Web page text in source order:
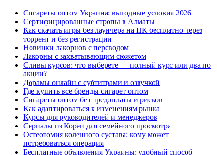
Сигареты оптом Украина: выгодные условия 2026
Сертифицированные стропы в Алматы
Как скачать игры без лаунчера на ПК бесплатно через
торрент и без регистрации
Новинки лакорнов с переводом
Лакорны с захватывающим сюжетом
Сливы курсов: что выберете — полный курс или два по
акции?
Дорамы онлайн с субтитрами и озвучкой
Где купить все бренды сигарет оптом
Сигареты оптом без предоплаты и рисков
Как адаптироваться к изменениям рынка
Курсы для руководителей и менеджеров
Сериалы из Кореи для семейного просмотра
Остеотомия коленного сустава: кому может
потребоваться операция
Бесплатные объявления Украины: удобный способ